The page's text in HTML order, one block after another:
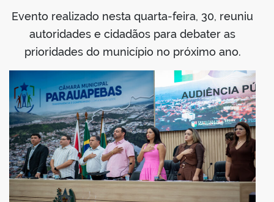
Evento realizado nesta quarta-feira, 30, reuniu
autoridades e cidadãos para debater as
prioridades do município no próximo ano.